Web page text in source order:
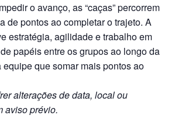
o avanço, as “caças” percorrem
de pontos ao completar o trajeto. A
estratégia, agilidade e trabalho em
papéis entre os grupos ao longo da
que somar mais pontos ao
alterações de data, local ou
aviso prévio.